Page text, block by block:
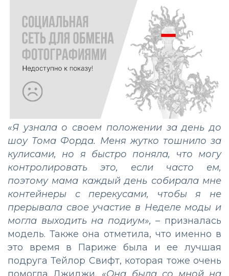
«Я узнала о своем положении за день до
шоу Тома Форда. Меня жутко тошнило за
кулисами, но я быстро поняла, что могу
контролировать это, если часто ем,
поэтому мама каждый день собирала мне
контейнеры с перекусами, чтобы я не
прерывала свое участие в Неделе моды и
могла выходить на подиум», – призналась
модель. Также она отметила, что именно в
это время в Париже была и ее лучшая
подруга Тейлор Свифт, которая тоже очень